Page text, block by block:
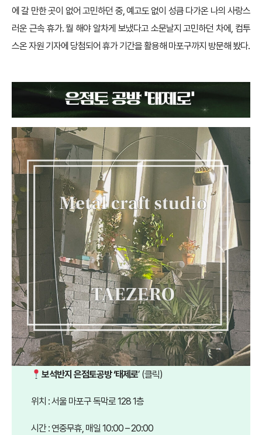
에 갈 만한 곳이 없어 고민하던 중, 예고도 없이 성큼 다가온 나의 사랑스
러운 근속 휴가. 뭘 해야 알차게 보냈다고 소문날지 고민하던 차에, 컴투
스온 자원 기자에 당첨되어 휴가 기간을 활용해 마포구까지 방문해 봤다.
보석반지 은점토공방 ‘태제로’ (클릭)
위치 : 서울 마포구 독막로 128 1층
시간 : 연중무휴, 매일 10:00 – 20:00